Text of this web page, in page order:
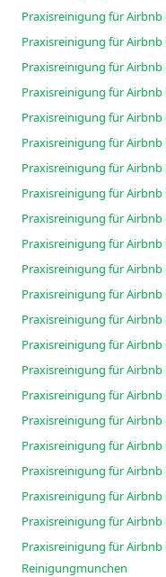
Praxisreinigung für
Praxisreinigung für
Praxisreinigung für
Praxisreinigung für
Praxisreinigung für
Praxisreinigung für
Praxisreinigung für
Praxisreinigung für
Praxisreinigung für
Praxisreinigung für
Praxisreinigung für
Praxisreinigung für
Praxisreinigung für
Praxisreinigung für
Praxisreinigung für
Praxisreinigung für
Praxisreinigung für
Praxisreinigung für
Praxisreinigung für
Praxisreinigung für
Praxisreinigung für
Praxisreinigung für
Reinigungmunchen